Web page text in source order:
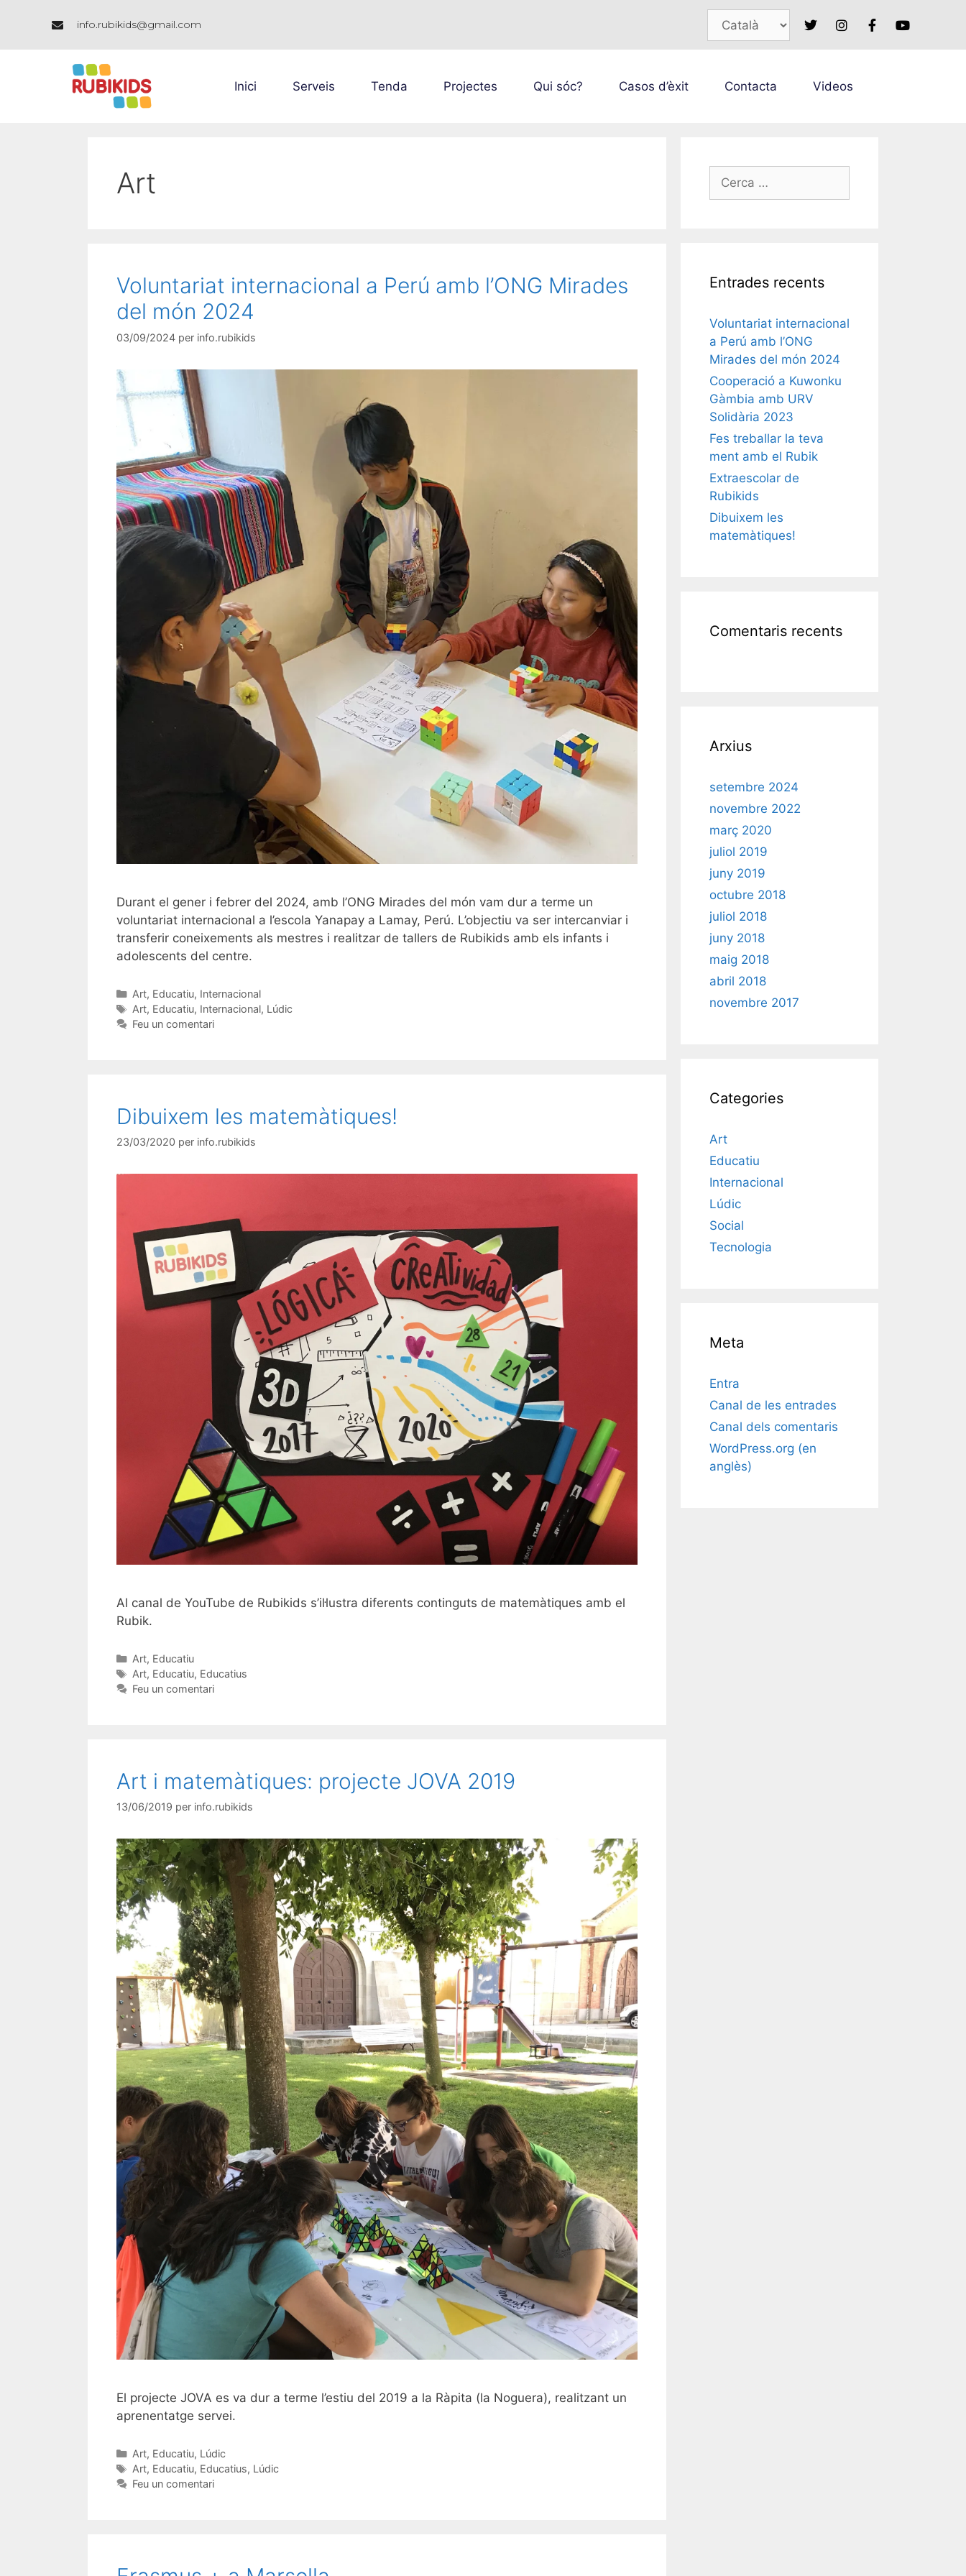
info.rubikids@gmail.com
Inici Serveis Tenda Projectes Qui sóc? Casos d’èxit Contacta Videos
Art
Voluntariat internacional a Perú amb l’ONG Mirades
del món 2024
03/09/2024 per info.rubikids
Durant el gener i febrer del 2024, amb l’ONG Mirades del món vam dur a terme un
voluntariat internacional a l’escola Yanapay a Lamay, Perú. L’objectiu va ser intercanviar i
transferir coneixements als mestres i realitzar de tallers de Rubikids amb els infants i
adolescents del centre.
Art, Educatiu, Internacional
Art, Educatiu, Internacional, Lúdic
Feu un comentari
Dibuixem les matemàtiques!
23/03/2020 per info.rubikids
Al canal de YouTube de Rubikids s’il·lustra diferents continguts de matemàtiques amb el
Rubik.
Art, Educatiu
Art, Educatiu, Educatius
Feu un comentari
Art i matemàtiques: projecte JOVA 2019
13/06/2019 per info.rubikids
El projecte JOVA es va dur a terme l’estiu del 2019 a la Ràpita (la Noguera), realitzant un
aprenentatge servei.
Art, Educatiu, Lúdic
Art, Educatiu, Educatius, Lúdic
Feu un comentari
Entrades recents
Voluntariat internacional
a Perú amb l’ONG
Mirades del món 2024
Cooperació a Kuwonku
Gàmbia amb URV
Solidària 2023
Fes treballar la teva
ment amb el Rubik
Extraescolar de
Rubikids
Dibuixem les
matemàtiques!
Comentaris recents
Arxius
setembre 2024
novembre 2022
març 2020
juliol 2019
juny 2019
octubre 2018
juliol 2018
juny 2018
maig 2018
abril 2018
novembre 2017
Categories
Art
Educatiu
Internacional
Lúdic
Social
Tecnologia
Meta
Entra
Canal de les entrades
Canal dels comentaris
WordPress.org (en
anglès)